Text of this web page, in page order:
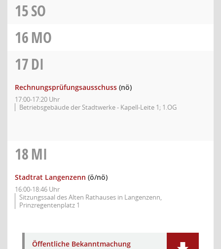
15SO
16MO
17DI
Rechnungsprüfungsausschuss (nö)
17:00-17:20 Uhr
Betriebsgebäude der Stadtwerke - Kapell-Leite 1; 1.OG
18MI
Stadtrat Langenzenn (ö/nö)
16:00-18:46 Uhr
Sitzungssaal des Alten Rathauses in Langenzenn,
Prinzregentenplatz 1
Öffentliche Bekanntmachung